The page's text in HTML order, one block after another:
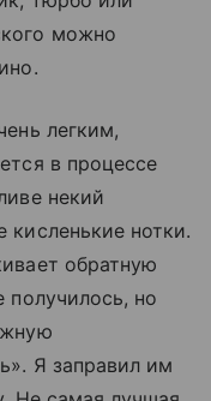
можно
легким,
в процессе
некий
кисленькие нотки.
обратную
получилось, но
Я заправил им